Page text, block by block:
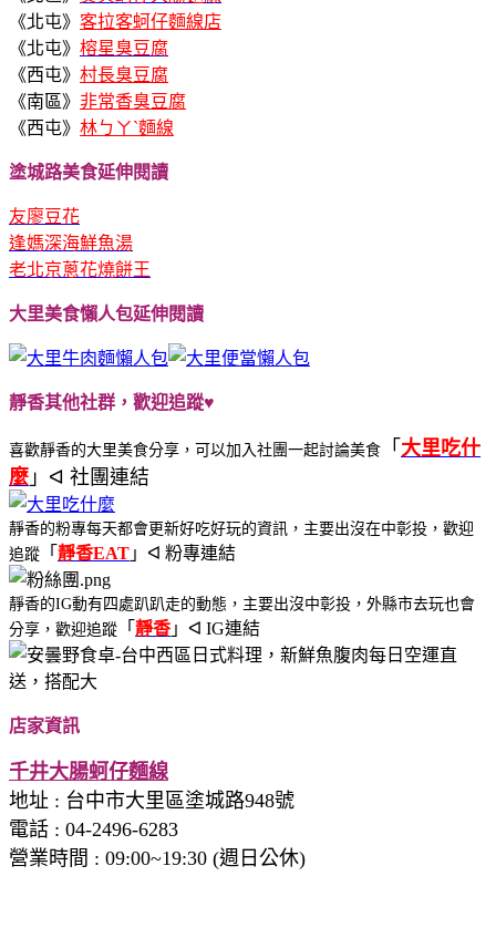
《北屯》 客拉客蚵仔麵線店
《北屯》 榕星臭豆腐
《西屯》 村長臭豆腐
《南區》 非常香臭豆腐
《西屯》 林ㄅㄚˋ麵線
塗城路美食延伸閱讀
友廖豆花
逢媽深海鮮魚湯
老北京蔥花燒餅王
大里美食懶人包延伸閱讀
靜香其他社群，歡迎追蹤♥
喜歡靜香的大里美食分享，可以加入社團一起討論美食 「 大里吃什
麼 」ᐊ 社團連結
靜香的粉專每天都會更新好吃好玩的資訊，主要出沒在中彰投，歡迎
追蹤 「 靜香EAT 」ᐊ 粉專連結
靜香的IG動有四處趴趴走的動態，主要出沒中彰投，外縣市去玩也會
分享，歡迎追蹤 「 靜香 」ᐊ IG連結
店家資訊
千井大腸蚵仔麵線
地址 : 台中市大里區塗城路948號
電話 : 04-2496-6283
營業時間 : 09:00~19:30 (週日公休)